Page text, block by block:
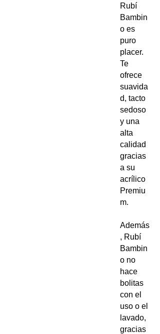
Rubí
Bambin
o es
puro
placer.
Te
ofrece
suavida
d, tacto
sedoso
y una
alta
calidad
gracias
a su
acrílico
Premiu
m.
Además
, Rubí
Bambin
o no
hace
bolitas
con el
uso o el
lavado,
gracias